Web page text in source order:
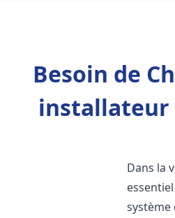
Besoin de
installateur
Dans la
système